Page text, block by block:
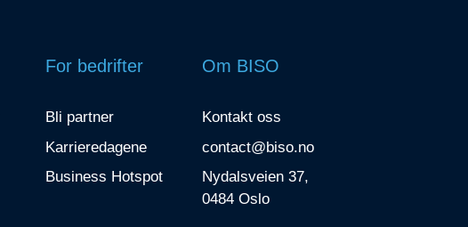
For bedrifter
Bli partner
Karrieredagene
Business Hotspot
Om BISO
Kontakt oss
contact@biso.no
Nydalsveien 37,
0484 Oslo